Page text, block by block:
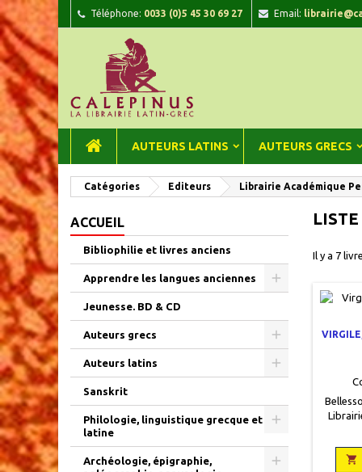
Téléphone: 0033 (0)5 45 30 69 27 Email:
AUTEURS LATINS AUTEURS GRECS
Catégories Editeurs Librairie Académique
ACCUEIL
Bibliophilie et livres anciens
Apprendre les langues anciennes
Jeunesse. BD & CD
Auteurs grecs
Auteurs latins
Sanskrit
Philologie, linguistique grecque et
latine
Archéologie, épigraphie,
Il y a 7
1927,
